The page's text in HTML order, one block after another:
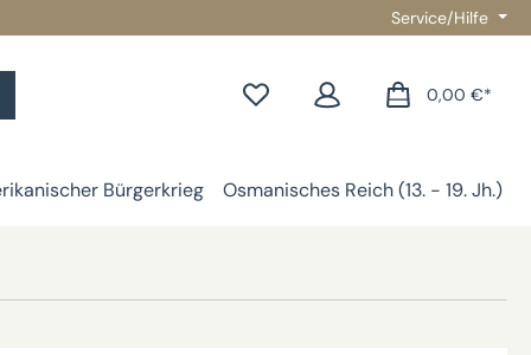
Service/Hilfe
0,00 €*
Bürgerkrieg Osmanisches Reich (13. - 19. Jh.)